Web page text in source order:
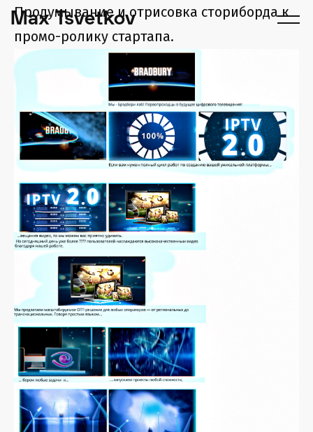
Max Tsvetkov
Продумывание и отрисовка сториборда к
промо-ролику стартапа.